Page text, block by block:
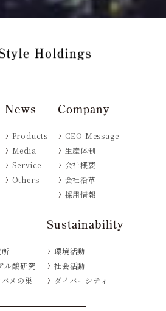
News
Products
Media
Service
Others
Company
CEO Message
生産体制
会社概要
会社沿革
採用情報
ル酸研究
メの巣
Sustainability
環境活動
社会活動
ダイバーシティ